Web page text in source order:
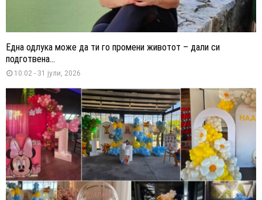
Една одлука може да ти го промени животот – дали си
подготвена...
10:02 - 31 јули, 2026